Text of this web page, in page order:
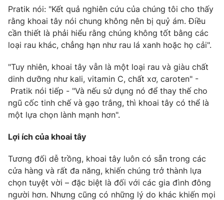
Video Shorts video
VTV Money VTV Thể thao
VTV Sức khoẻ Bất động sản
Thị trường 24h Tấm lòng Việt
VTV4
VTV9 VTV8
Liên hệ tòa soạn English
Pratik nói: "Kết quả nghiên cứu của chúng tôi cho thấy
rằng khoai tây nói chung không nên bị quỷ ám. Điều
cần thiết là phải hiểu rằng chúng không tốt bằng các
loại rau khác, chẳng hạn như rau lá xanh hoặc họ cải".
"Tuy nhiên, khoai tây vẫn là một loại rau và giàu chất
dinh dưỡng như kali, vitamin C, chất xơ, caroten" -
Pratik nói tiếp - "Và nếu sử dụng nó để thay thế cho
ngũ cốc tinh chế và gạo trắng, thì khoai tây có thể là
một lựa chọn lành mạnh hơn".
Lợi ích của khoai tây
Tương đối dễ trồng, khoai tây luôn có sẵn trong các
cửa hàng và rất đa năng, khiến chúng trở thành lựa
chọn tuyệt vời – đặc biệt là đối với các gia đình đông
người hơn. Nhưng cũng có những lý do khác khiến mọi